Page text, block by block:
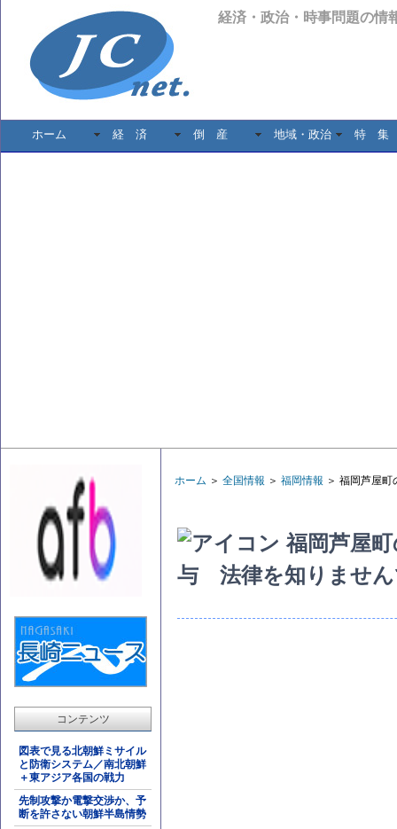
経済・政治・時事問題の情
ホーム 経 済 倒 産 地域・政治 特 集
コンテンツ
図表で見る北朝鮮ミサイル
と防衛システム／南北朝鮮
＋東アジア各国の戦力
先制攻撃か電撃交渉か、予
断を許さない朝鮮半島情勢
ホーム ＞ 全国情報 ＞ 福岡情報 ＞ 福岡芦屋
福岡芦屋
与 法律を知りませ